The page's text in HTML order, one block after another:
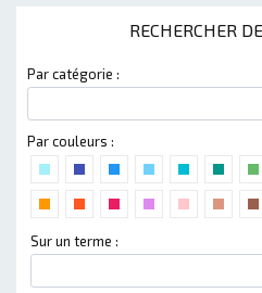
RECHERCHER
Par catégorie :
Par couleurs :
Sur un terme :